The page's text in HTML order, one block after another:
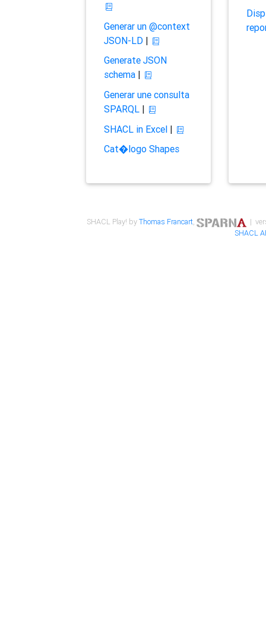
Generar un @context
JSON-LD|
Generate JSON
schema|
Generar une consulta
SPARQL|
SHACL in Excel|
Cat�logo Shapes
SHACL Play! byThomas Francart,
|
SHACL